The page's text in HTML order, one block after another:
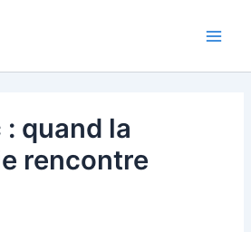
quand la
rencontre